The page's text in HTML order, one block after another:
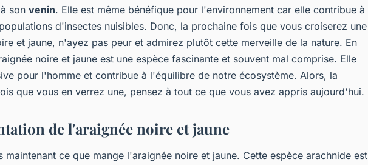
son venin. Elle est même bénéfique pour l'environnement car elle contribue à
d'insectes nuisibles. Donc, la prochaine fois que vous croiserez une
et jaune, n'ayez pas peur et admirez plutôt cette merveille de la nature. En
noire et jaune est une espèce fascinante et souvent mal comprise. Elle
pour l'homme et contribue à l'équilibre de notre écosystème. Alors, la
que vous en verrez une, pensez à tout ce que vous avez appris aujourd'hui.
de l'araignée noire et jaune
maintenant ce que mange l'araignée noire et jaune. Cette espèce arachnide est